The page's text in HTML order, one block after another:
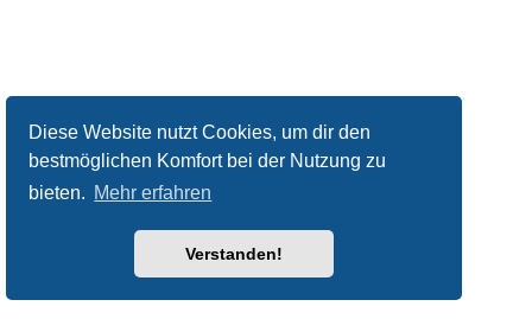
Diese Website nutzt Cookies, um dir den
bestmöglichen Komfort bei der Nutzung zu
bieten. Mehr erfahren
Verstanden!